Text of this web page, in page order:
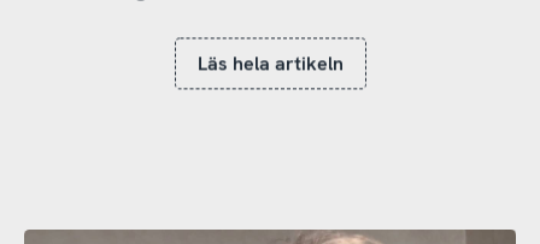
Läs hela artikeln